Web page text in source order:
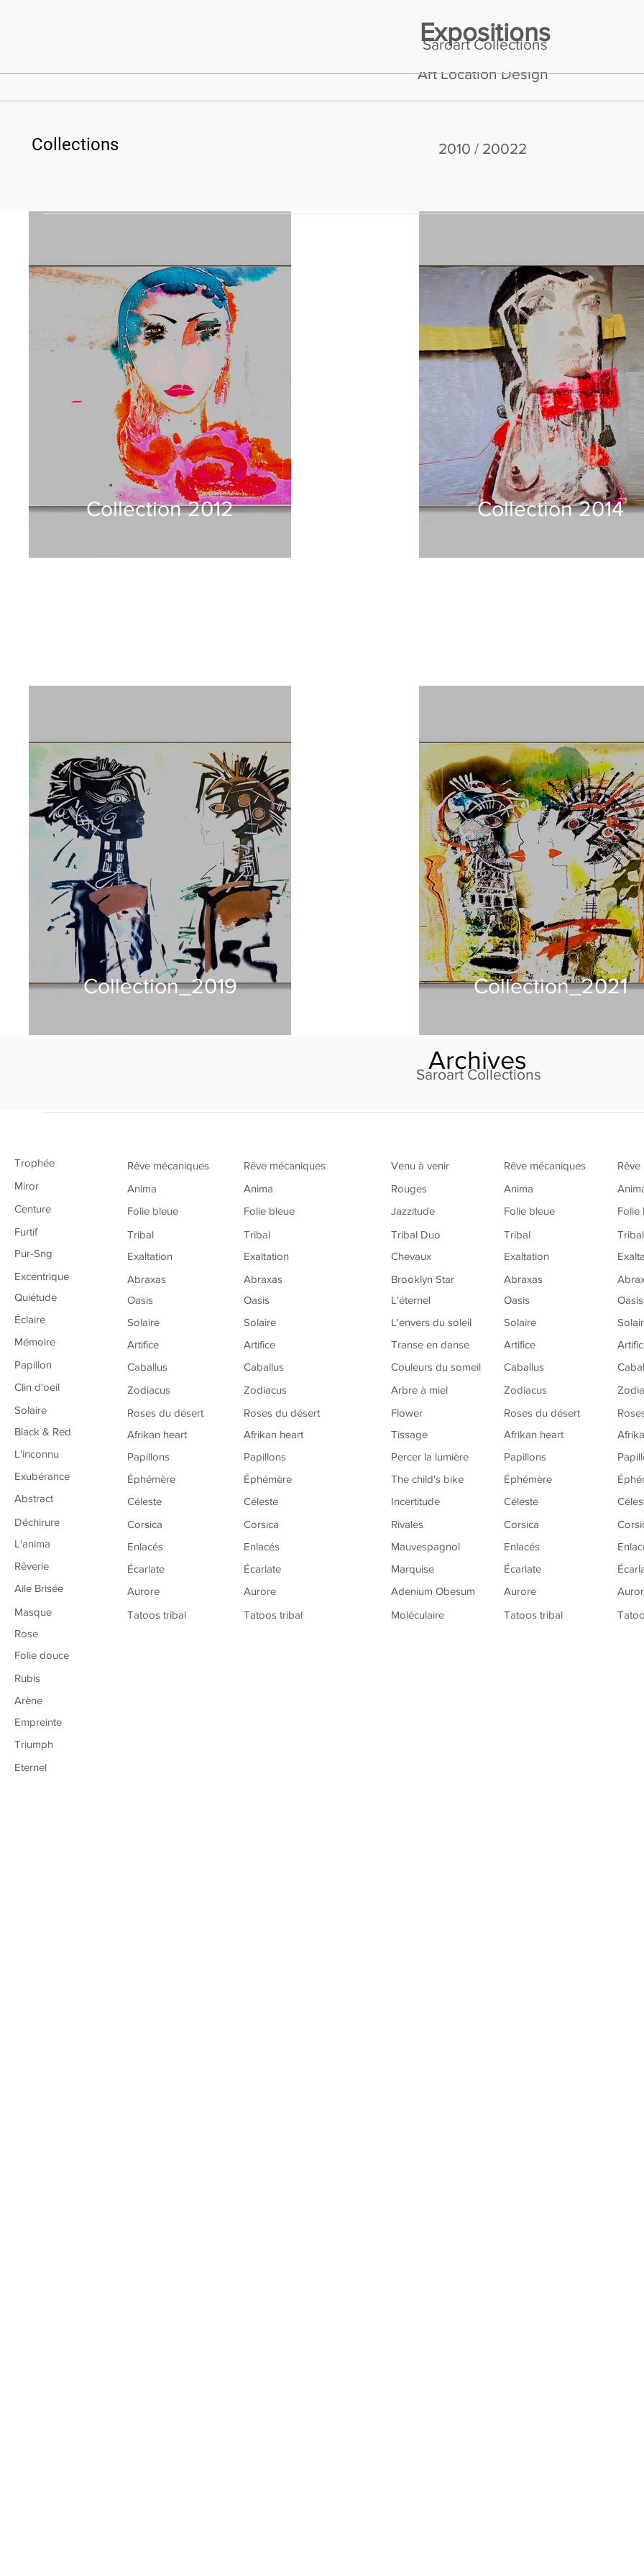
Saroart Collections
Expositions
Art Location Design
Collection 2012 Collection 2014
Collection_2019 Collection_2021
Trophée
Miror
Centure
Furtif
Pur-Sng
Excentrique
Quiétude
Éclaire
Mémoire
Papillon
Clin d'oeil
Solaire
Black & Red
L'inconnu
Exubérance
Abstract
Déchirure
L'anima
Rêverie
Aile Brisée
Masque
Rose
Folie douce
Rubis
Arène
Empreinte
Masque
Triumph
Eternel
Rêve mécaniques
Anima
Folie bleue
Tribal
Exaltation
Abraxas
Oasis
Solaire
Artifice
Caballus
Zodiacus
Roses du désert
Afrikan heart
Papillons
Éphémère
Céleste
Corsica
Enlacés
Écarlate
Aurore
Tatoos tribal
Rêve mécaniques
Anima
Folie bleue
Tribal
Exaltation
Abraxas
Oasis
Solaire
Artifice
Caballus
Zodiacus
Roses du désert
Afrikan heart
Papillons
Éphémère
Céleste
Corsica
Enlacés
Écarlate
Aurore
Tatoos tribal
Venu à venir
Rouges
Jazzitude
Tribal Duo
Chevaux
Brooklyn Star
L'éternel
L'envers du soleil
Transe en danse
Couleurs du someil
Arbre à miel
Flower
Tissage
Percer la lumière
The child's bike
Incertitude
Rivales
Mauvespagnol
Marquise
Adenium Obesum
Moléculaire
Rêve mécaniques
Anima
Folie bleue
Tribal
Exaltation
Abraxas
Oasis
Solaire
Artifice
Caballus
Zodiacus
Roses du désert
Afrikan heart
Papillons
Éphémère
Céleste
Corsica
Enlacés
Écarlate
Aurore
Tatoos tribal
Folie
Tribal
Oasis
2010 / 20022
Collections
Saroart Collections
Archives